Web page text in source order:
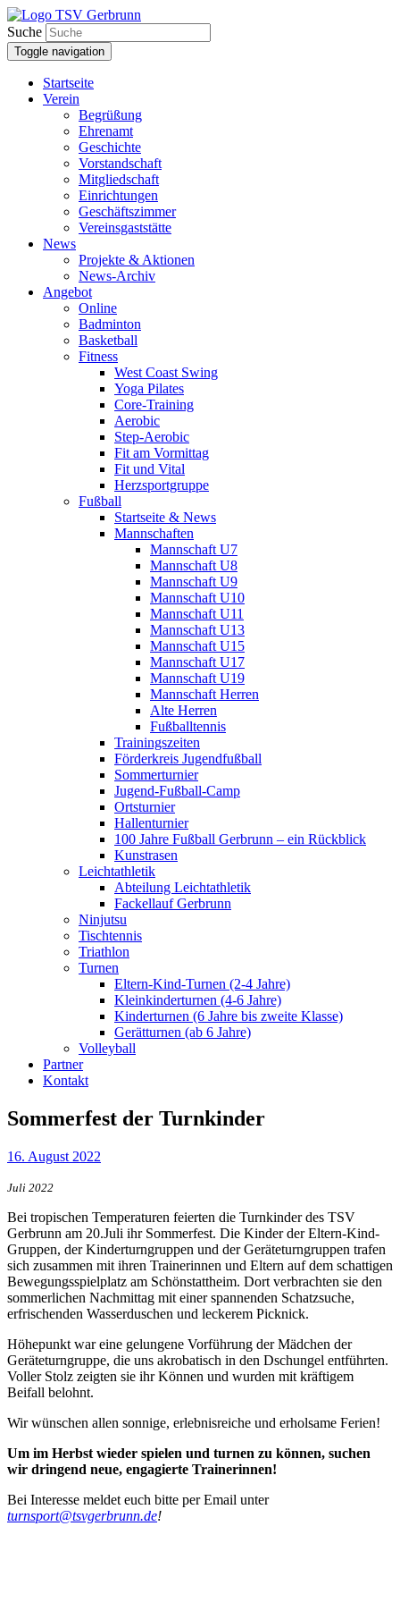
Suche
Toggle navigation
Startseite
Verein
Begrüßung
Ehrenamt
Geschichte
Vorstandschaft
Mitgliedschaft
Einrichtungen
Geschäftszimmer
Vereinsgaststätte
News
Projekte & Aktionen
News-Archiv
Angebot
Online
Badminton
Basketball
Fitness
West Coast Swing
Yoga Pilates
Core-Training
Aerobic
Step-Aerobic
Fit am Vormittag
Fit und Vital
Herzsportgruppe
Fußball
Startseite & News
Mannschaften
Mannschaft U7
Mannschaft U8
Mannschaft U9
Mannschaft U10
Mannschaft U11
Mannschaft U13
Mannschaft U15
Mannschaft U17
Mannschaft U19
Mannschaft Herren
Alte Herren
Fußballtennis
Trainingszeiten
Förderkreis Jugendfußball
Sommerturnier
Jugend-Fußball-Camp
Ortsturnier
Hallenturnier
100 Jahre Fußball Gerbrunn – ein Rückblick
Kunstrasen
Leichtathletik
Abteilung Leichtathletik
Fackellauf Gerbrunn
Ninjutsu
Tischtennis
Triathlon
Turnen
Eltern-Kind-Turnen (2-4 Jahre)
Kleinkinderturnen (4-6 Jahre)
Kinderturnen (6 Jahre bis zweite Klasse)
Gerätturnen (ab 6 Jahre)
Volleyball
Partner
Kontakt
Sommerfest der Turnkinder
16. August 2022
Juli 2022
Bei tropischen Temperaturen feierten die Turnkinder des TSV
Gerbrunn am 20.Juli ihr Sommerfest. Die Kinder der Eltern-Kind-
Gruppen, der Kinderturngruppen und der Geräteturngruppen trafen
sich zusammen mit ihren Trainerinnen und Eltern auf dem schattigen
Bewegungsspielplatz am Schönstattheim. Dort verbrachten sie den
sommerlichen Nachmittag mit einer spannenden Schatzsuche,
erfrischenden Wasserduschen und leckerem Picknick.
Höhepunkt war eine gelungene Vorführung der Mädchen der
Geräteturngruppe, die uns akrobatisch in den Dschungel entführten.
Voller Stolz zeigten sie ihr Können und wurden mit kräftigem
Beifall belohnt.
Wir wünschen allen sonnige, erlebnisreiche und erholsame Ferien!
Um im Herbst wieder spielen und turnen zu können, suchen
wir dringend neue, engagierte Trainerinnen!
Bei Interesse meldet euch bitte per Email unter
turnsport@tsvgerbrunn.de!